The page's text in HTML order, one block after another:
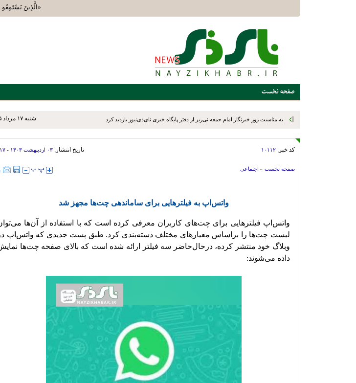
«الَّذِينَ يَسْتَمِعُونَ
صفحه نخست
شنبه ۱۷ مرداد ۱۴۰۵ به مناسبت روز خبرنگار امام جمعه نی‌ریز از دفتر پایگاه خبری نای‌ذی‌نیوز بازدید کرد
کد خبر: ۱۰۱۱۲ تاریخ انتشار: ۰۳ ارديبهشت ۱۴۰۳ - ۱۰:۱۷
صفحه نخست » اجتماعی
واتس‌اپ به فیلترهایی برای ساماندهی چت‌ها مجهز شد